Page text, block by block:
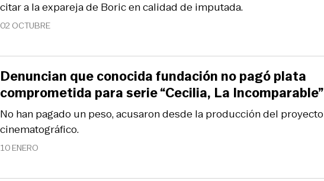
02 OCTUBRE
citar a la expareja de Boric en calidad de imputada.
10 ENERO
No han pagado un peso, acusaron desde la producción del proyecto
cinematográfico.
Denuncian que conocida fundación no pagó plata
comprometida para serie “Cecilia, La Incomparable”